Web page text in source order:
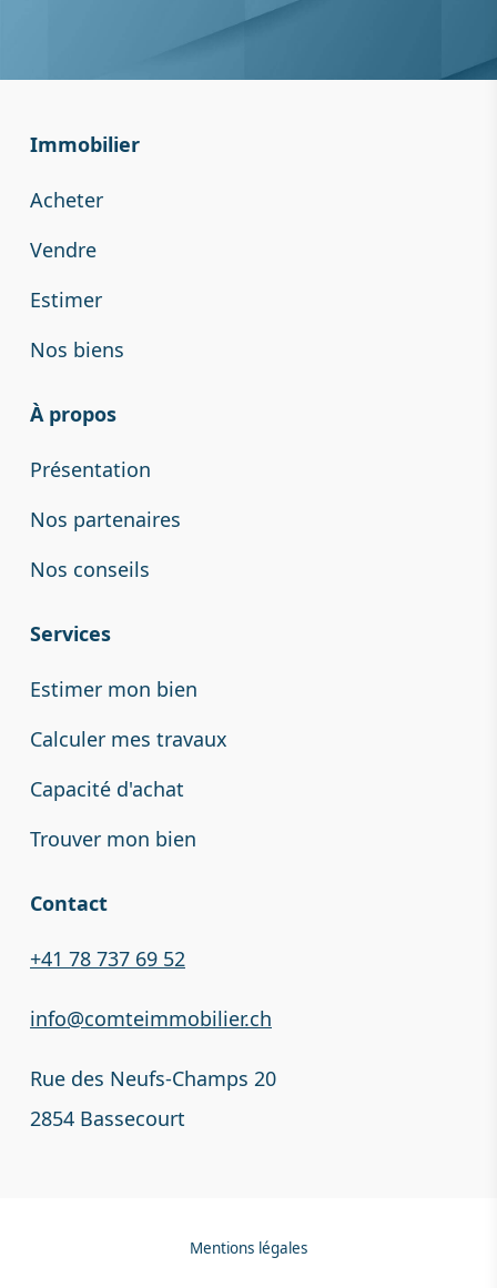
Immobilier
Acheter
Vendre
Estimer
Nos biens
À propos
Présentation
Nos partenaires
Nos conseils
Services
Estimer mon bien
Calculer mes travaux
Capacité d'achat
Trouver mon bien
Contact
+41 78 737 69 52
info@comteimmobilier.ch
Rue des Neufs-Champs 20
2854 Bassecourt
Mentions légales